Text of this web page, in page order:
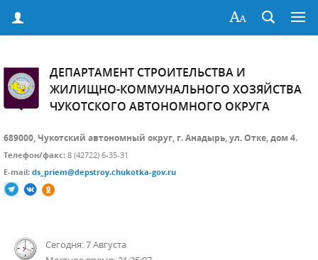
ДЕПАРТАМЕНТ СТРОИТЕЛЬСТВА И
ЖИЛИЩНО-КОММУНАЛЬНОГО ХОЗЯЙСТВА
ЧУКОТСКОГО АВТОНОМНОГО ОКРУГА
689000, Чукотский автономный округ, г. Анадырь, ул. Отке, дом 4.
Телефон/факс: 8 (42722) 6-35-31
E-mail: ds_priem@depstroy.chukotka-gov.ru
Сегодня: 7 Августа